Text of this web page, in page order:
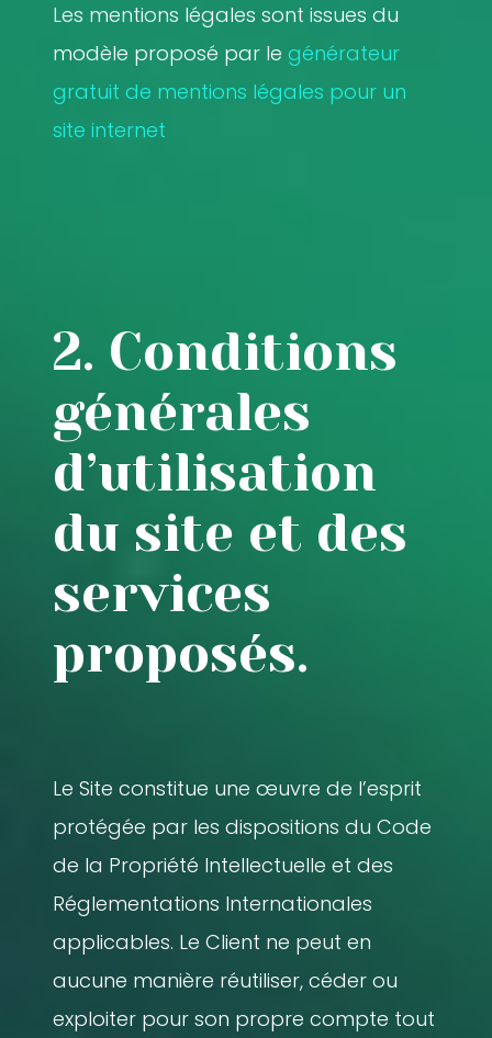
Les mentions légales sont issues du
modèle proposé par le générateur
gratuit de mentions légales pour un
site internet
2. Conditions
générales
d’utilisation
du site et des
services
proposés.
Le Site constitue une œuvre de l’esprit
protégée par les dispositions du Code
de la Propriété Intellectuelle et des
Réglementations Internationales
applicables. Le Client ne peut en
aucune manière réutiliser, céder ou
exploiter pour son propre compte tout